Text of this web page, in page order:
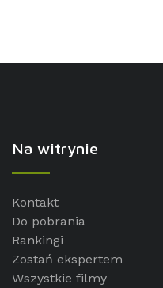
Na witrynie
Kontakt
Do pobrania
Rankingi
Zostań ekspertem
Wszystkie filmy